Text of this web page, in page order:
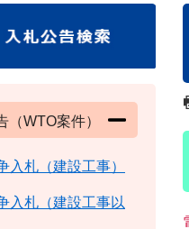
（WTO案件）
入札（建設工事）
入札（建設工事以